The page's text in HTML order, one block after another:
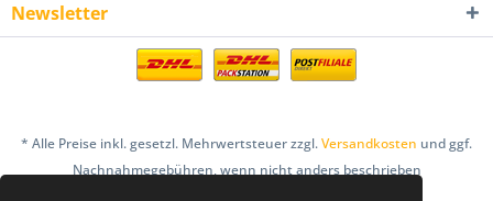
Newsletter
* Alle Preise inkl. gesetzl. Mehrwertsteuer zzgl.Versandkosten und ggf.
Nachnahmegebühren, wenn nicht anders beschrieben